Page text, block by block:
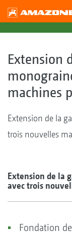
Extension
machines
Extension de la
trois nouvelles
Extension de la
avec trois
Fondation